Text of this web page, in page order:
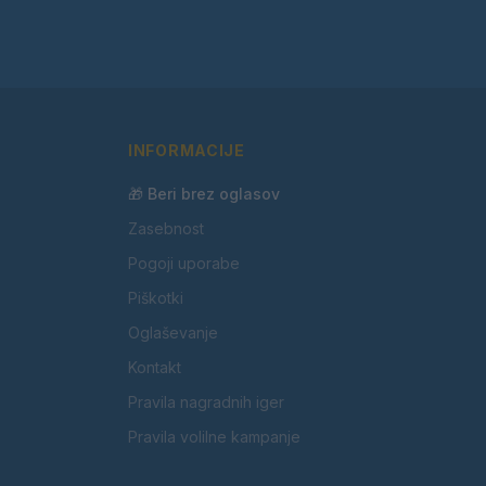
INFORMACIJE
🎁 Beri brez oglasov
Zasebnost
Pogoji uporabe
Piškotki
Oglaševanje
Kontakt
Pravila nagradnih iger
Pravila volilne kampanje